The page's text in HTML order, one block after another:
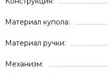
Материал купола
Материал ручки
Механизм